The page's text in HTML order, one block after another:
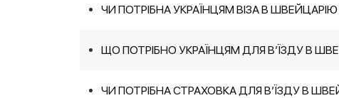
ЧИ ПОТРІБНА УКРАЇНЦЯМ ВІЗА В ШВЕЙЦАРІЮ
ЩО ПОТРІБНО УКРАЇНЦЯМ ДЛЯ В’ЇЗДУ В
ЧИ ПОТРІБНА СТРАХОВКА ДЛЯ В’ЇЗДУ В